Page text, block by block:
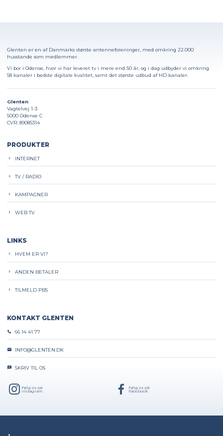
Glenten er en af Danmarks største antenneforeninger, med omkring 22.000
husstande som medlemmer.
Vi bor i Odense, hvor vi har leveret tv i mere end 50 år, og i dag udbyder vi omkring
58 kanaler i bedste digitale kvalitet, samt det største udbud af HD kanaler.
Glenten
Vagtelvej 1-3
5000 Odense C
CVR: 89085314
PRODUKTER
INTERNET
TV / RADIO
KAMPAGNER
WEB TV
LINKS
HVEM ER VI?
ANDEN BETALER
TILMELD PBS
KONTAKT GLENTEN
66 14 41 77
INFO@GLENTEN.DK
SKRIV TIL OS
Følg os på
Instagram
Følg os på
Facebook